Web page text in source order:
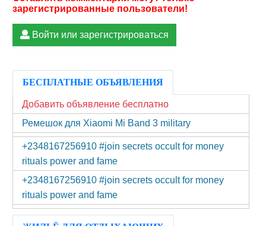
Войти или зарегистрироваться
БЕСПЛАТНЫЕ ОБЪЯВЛЕНИЯ
Добавить объявление бесплатно
Ремешок для Xiaomi Mi Band 3 military
+2348167256910 #join secrets occult for money
rituals power and fame
+2348167256910 #join secrets occult for money
rituals power and fame